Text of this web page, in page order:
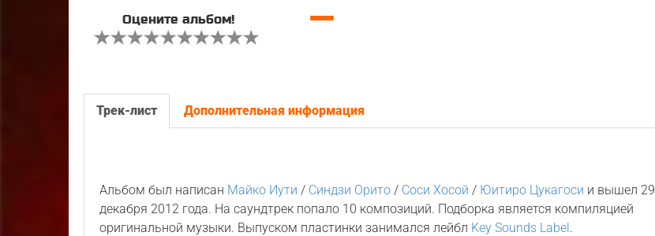
Оцените альбом! —
Трек-лист Дополнительная информация
Альбом был написан Майко Иути / Синдзи Орито / Соси Хосой / Юитиро Цукагоси и вышел 29
декабря 2012 года. На саундтрек попало 10 композиций. Подборка является компиляцией
оригинальной музыки. Выпуском пластинки занимался лейбл Key Sounds Label.